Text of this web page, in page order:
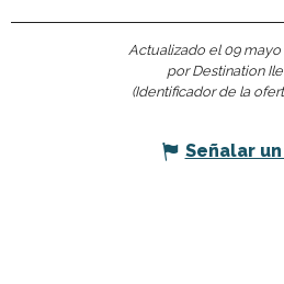
Actualizado el 09 mayo
por Destination
(Identificador de la
Señalar